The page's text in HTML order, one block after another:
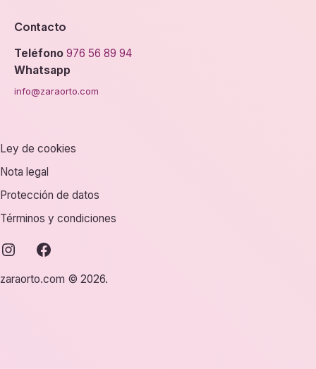
Contacto
Teléfono 976 56 89 94
Whatsapp
info@zaraorto.com
zaraorto.com © 2026.
Ley de cookies
Nota legal
Protección de datos
Términos y condiciones
instagram